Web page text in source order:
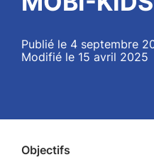
Publié le 4 septembre
Modifié le 15 avril 2025
Objectifs